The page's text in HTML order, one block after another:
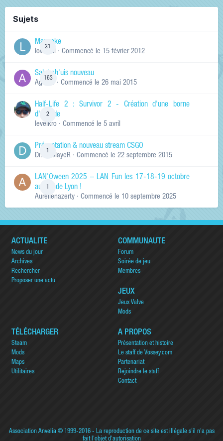
Sujets
31
Manneke
lowskill · Commencé le 15 février 2012
163
Salut ch'uis nouveau
Ag0Nie · Commencé le 26 mai 2015
2
Half-Life 2 : Survivor 2 - Création d'une borne
d'arcade
levelkro · Commencé le 5 avril
Présentation & nouveau stream CSGO
Dr.KinSlayeR · Commencé le 22 septembre 2015
LAN'Oween 2025 – LAN Fun les 17-18-19 octobre
au sud de Lyon !
Aurelienazerty · Commencé le 10 septembre 2025
ACTUALITÉ
News du jour
Archives
Rechercher
Proposer une actu
COMMUNAUTÉ
Forum
Soirée de jeu
Membres
JEUX
Jeux Valve
Mods
TÉLÉCHARGER
Steam
Mods
Maps
Utilitaires
A PROPOS
Présentation et histoire
Le staff de Vossey.com
Partenariat
Rejoindre le staff
Contact
Association Anvelia© 1999-2016 - La reproduction de ce site est illégale s'il n'a pas
fait l'objet d'autorisation